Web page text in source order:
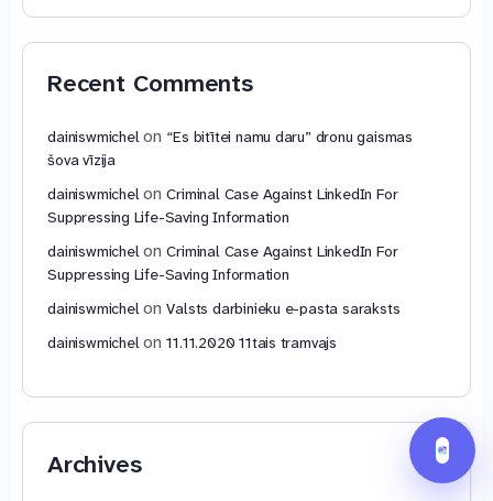
Recent Comments
dainiswmichelon “Es bitītei namu daru” dronu gaismas
šova vīzija
dainiswmichelonCriminal Case Against LinkedIn For
Suppressing Life-Saving Information
dainiswmichelonCriminal Case Against LinkedIn For
Suppressing Life-Saving Information
dainiswmichelonValsts darbinieku e-pasta saraksts
dainiswmichelon11.11.2020 11tais tramvajs
Archives